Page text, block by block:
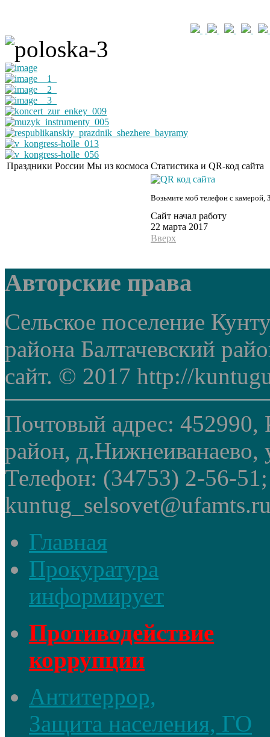
Праздники России Мы из космоса Статистика и QR-код сайта
Возьмите моб телефон с камерой,
Сайт начал работу
22 марта 2017
Вверх
Авторские права
Сельское поселение
района Балтачевский
сайт. © 2017 http://
Почтовый адрес: 452990,
район, д.Нижнеиванаево,
Телефон: (34753) 2-56-
Главная
Прокуратура
информирует
Противодействие
коррупции
Антитеррор,
Защита населения, ГО